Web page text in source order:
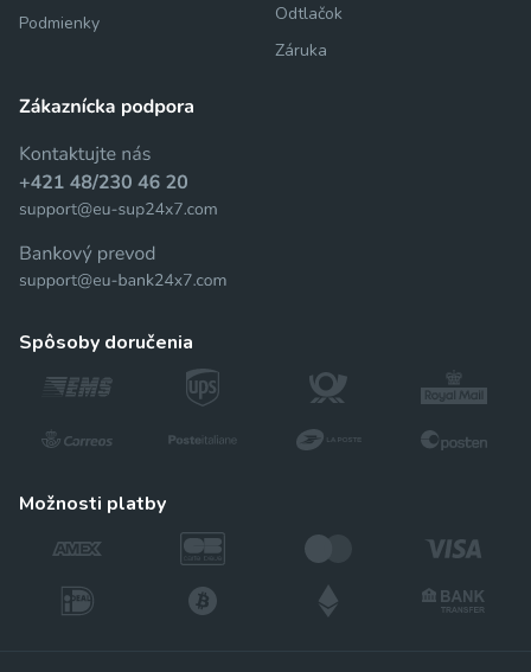
Podmienky
Odtlačok
Záruka
spôsoby doručenia
možnosti platby